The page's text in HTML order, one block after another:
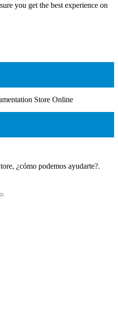
you get the best experience on
Store Online
¿cómo podemos ayudarte?.